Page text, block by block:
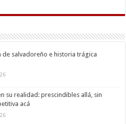
de salvadoreño e historia trágica
su realidad: prescindibles allá, sin
acá